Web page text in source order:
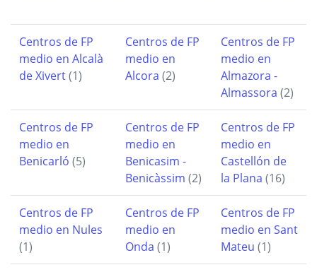
Centros de FP
medio en Alcalà
de Xivert(1)
Centros de FP
medio en
Alcora (2)
Centros de FP
medio en
Almazora -
Almassora (2)
Centros de FP
medio en
Benicarló (5)
Centros de FP
medio en
Benicasim -
Benicàssim (2)
Centros de FP
medio en
Castellón de
la Plana (16)
Centros de FP
medio en Nules
(1)
Centros de FP
medio en
Onda (1)
Centros de FP
medio en Sant
Mateu (1)